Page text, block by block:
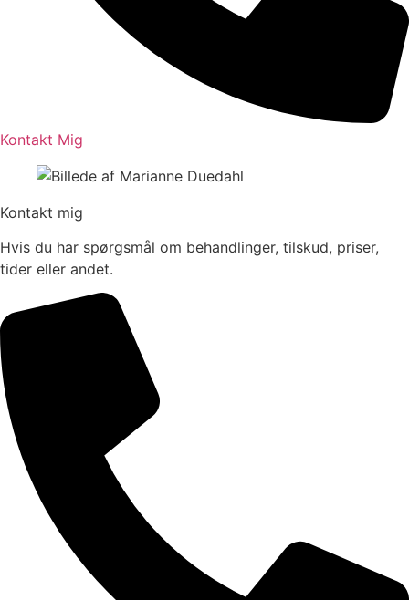
Kontakt Mig
Kontakt mig
Hvis du har spørgsmål om behandlinger, tilskud, priser,
tider eller andet.